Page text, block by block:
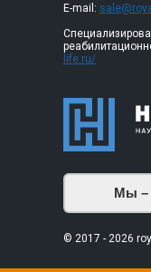
E-mail:
life.ru/
Мы –
© 2017 - 2026